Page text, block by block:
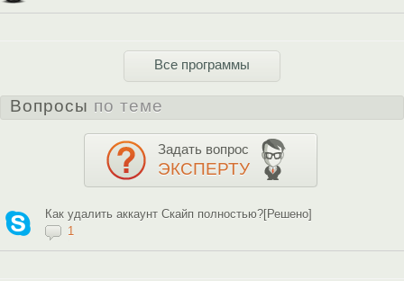
Все программы
Вопросы по теме
Задать вопрос
ЭКСПЕРТУ
Как удалить аккаунт Скайп полностью?[Решено]
1